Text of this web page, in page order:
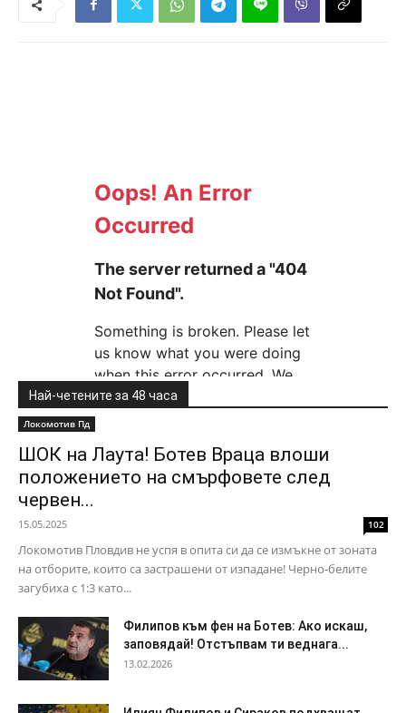
Най-четените за 48 часа
Локомотив Пд
ШОК на Лаута! Ботев Враца влоши
положението на смърфовете след
червен...
15.05.2025 102
Локомотив Пловдив не успя в опита си да се измъкне от зоната
на отборите, които са застрашени от изпадане! Черно-белите
загубиха с 1:3 като...
Филипов към фен на Ботев: Ако искаш,
заповядай! Отстъпвам ти веднага...
13.02.2026